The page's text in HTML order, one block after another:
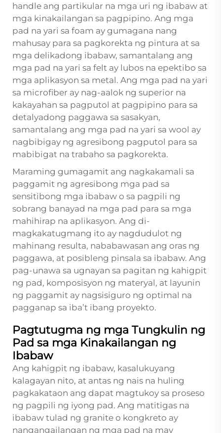
handle ang partikular na mga uri ng ibabaw at
mga kinakailangan sa pagpipino. Ang mga
pad na yari sa foam ay gumagana nang
mahusay para sa pagkorekta ng pintura at sa
mga delikadong ibabaw, samantalang ang
mga pad na yari sa felt ay lubos na epektibo sa
mga aplikasyon sa metal. Ang mga pad na yari
sa microfiber ay nag-aalok ng superior na
kakayahan sa pagputol at pagpipino para sa
detalyadong paggawa sa sasakyan,
samantalang ang mga pad na yari sa wool ay
nagbibigay ng agresibong pagputol para sa
mabibigat na trabaho sa pagkorekta.
Maraming gumagamit ang nagkakamali sa
paggamit ng agresibong mga pad sa
sensitibong mga ibabaw o sa pagpili ng
sobrang banayad na mga pad para sa mga
mahihirap na aplikasyon. Ang di-
magkakatugmang ito ay nagdudulot ng
mahinang resulta, nababawasan ang oras ng
paggawa, at posibleng pinsala sa ibabaw. Ang
pag-unawa sa ugnayan sa pagitan ng kahigpit
ng pad, komposisyon ng materyal, at layunin
ng paggamit ay nagsisiguro ng optimal na
pagganap sa iba’t ibang proyekto.
Pagtutugma ng mga Tungkulin ng
Pad sa mga Kinakailangan ng
Ibabaw
Ang kahigpit ng ibabaw, kasalukuyang
kalagayan nito, at antas ng nais na huling
pagkakataon ang dapat magtukoy sa proseso
ng pagpili ng iyong pad. Ang matitigas na
ibabaw tulad ng granite o kongkreto ay
nangangailangan ng mga pad na may